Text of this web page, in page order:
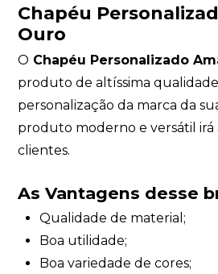
Chapéu
Ouro
O Chapéu Personalizado
produto de altíssima
personalização da marca da
produto moderno e versátil irá
clientes.
As Vantagens desse
Qualidade de material;
Boa utilidade;
Boa variedade de cores;